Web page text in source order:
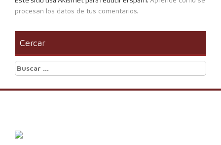
procesan los datos de tus comentarios.
Cercar
Buscar: